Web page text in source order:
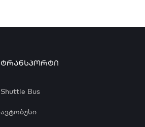
ᲢᲠᲐᲜᲡᲞᲝᲠᲢᲘ
Shuttle Bus
ავტობუსი